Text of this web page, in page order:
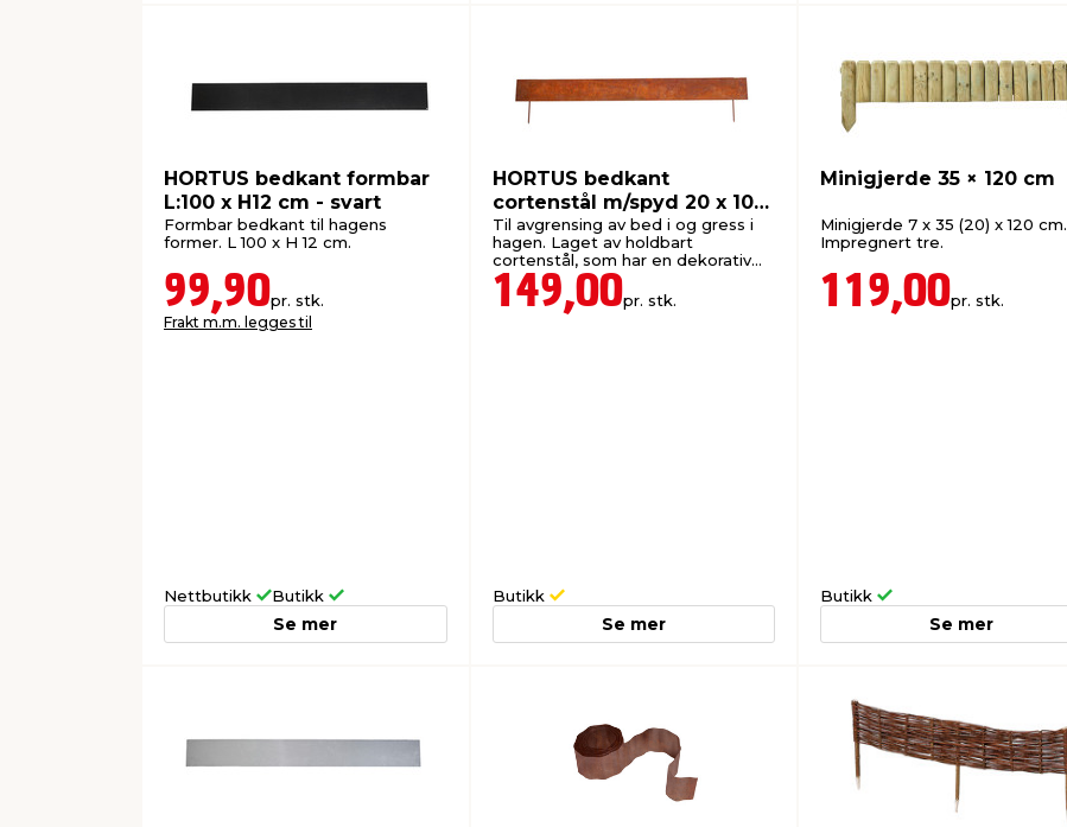
HORTUS bedkant formbar
L:100 x H12 cm - svart
Formbar bedkant til hagens
former. L 100 x H 12 cm.
99,90pr. stk.
Frakt m.m. legges til
Nettbutikk Butikk
Se mer
HORTUS bedkant
cortenstål m/spyd 20 x 100
cm
Til avgrensing av bed i og gress i
hagen. Laget av holdbart
cortenstål, som har en dekorativ
rusten farge.
149,00pr. stk.
Butikk
Se mer
Minigjerde 35 × 120 cm
Minigjerde 7 x 35 (20) x 120 cm.
Impregnert tre.
119,00pr. stk.
Butikk
Se mer